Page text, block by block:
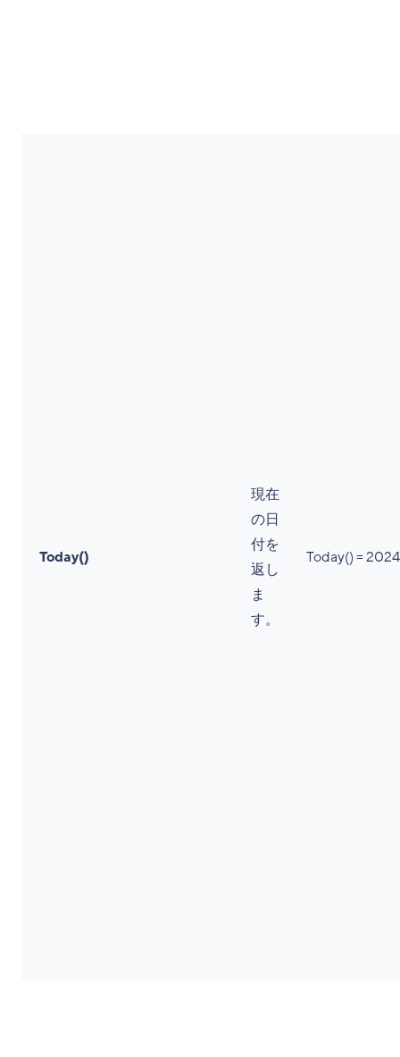
Today()
現在
の日
付を
返し
ま
す。
Today() =